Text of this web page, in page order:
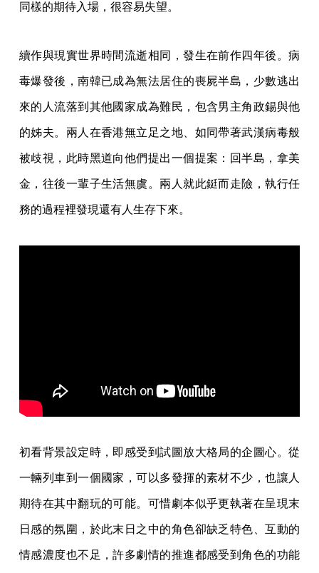
同樣的期待入場，很容易失望。
續作與現實世界時間流逝相同，發生在前作四年後。病
毒爆發後，南韓已成為無法居住的喪屍半島，少數逃出
來的人流落到其他國家成為難民，包含男主角政錫與他
的姊夫。兩人在香港無立足之地、如同帶著武漢病毒般
被歧視，此時黑道向他們提出一個提案：回半島，拿美
金，往後一輩子生活無虞。兩人就此鋌而走險，執行任
務的過程裡發現還有人生存下來。
初看背景設定時，即感受到試圖放大格局的企圖心。從
一輛列車到一個國家，可以多發揮的素材不少，也讓人
期待在其中翻玩的可能。可惜劇本似乎更執著在呈現末
日感的氛圍，於此末日之中的角色卻缺乏特色、互動的
情感濃度也不足，許多劇情的推進都感受到角色的功能